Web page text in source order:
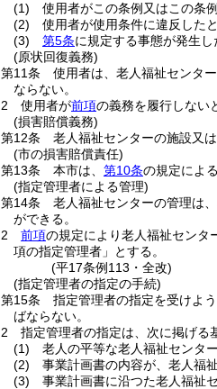
(1)
使用者がこの条例又はこの条
(2)
使用者が使用条件に違反したと
(3)
第5条に規定する事態が発生し
(原状回復義務)
第11条
使用者は、老人福祉センタ
ならない。
2
使用者が前項の義務を履行しない
(損害賠償義務)
第12条
老人福祉センターの施設又
(市の損害賠償責任)
第13条
本市は、 第10条の規定によ
(指定管理者による管理)
第14条
老人福祉センターの管理は
ができる。
2
前項の規定により老人福祉センタ
項の指定管理者」とする。
(平17条例113・全改)
(指定管理者の指定の手続)
第15条
指定管理者の指定を受けよ
ばならない。
2
指定管理者の指定は、次に掲げる
(1)
老人の平等な老人福祉センタ
(2)
事業計画書の内容が、老人福
(3)
事業計画書に沿つた老人福祉